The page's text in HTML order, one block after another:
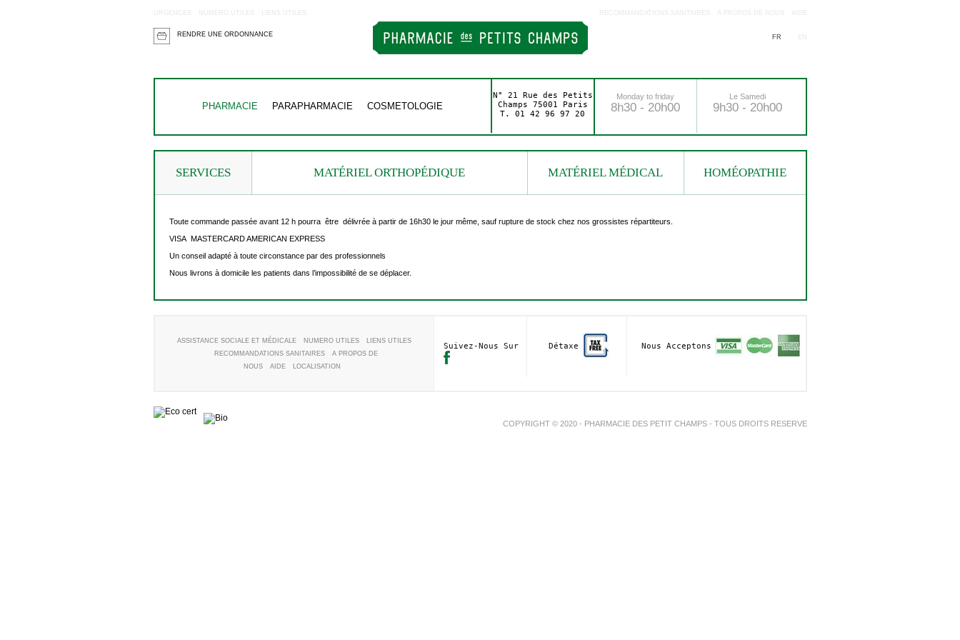
URGENCES NUMERO UTILES LIENS UTILES
RENDRE UNE ORDONNANCE
RECOMMANDATIONS SANITAIRES A PROPOS DE NOUS
FR
PHARMACIE PARAPHARMACIE COSMETOLOGIE
N° 21 Rue des Petits
Champs 75001 Paris
T. 01 42 96 97 20
Monday to friday
8h30 - 20h00
Le Samedi
9h30 - 20h00
SERVICES MATÉRIEL ORTHOPÉDIQUE MATÉRIEL MÉDICAL HOMÉOPATHIE
Toute commande passée avant 12 h pourra être délivrée à partir de 16h30 le jour même, sauf rupture de stock chez nos grossistes répartiteurs.
VISA MASTERCARD AMERICAN EXPRESS
Un conseil adapté à toute circonstance par des professionnels
Nous livrons à domicile les patients dans l’impossibilité de se déplacer.
ASSISTANCE SOCIALE ET MÉDICALE NUMERO UTILES
LIENS UTILES
RECOMMANDATIONS SANITAIRES
A PROPOS DE
NOUS
AIDE LOCALISATION
Suivez-Nous Sur Détaxe Nous Acceptons
COPYRIGHT © 2020 - PHARMACIE DES PETIT CHAMPS - TOUS DROITS RESERVE